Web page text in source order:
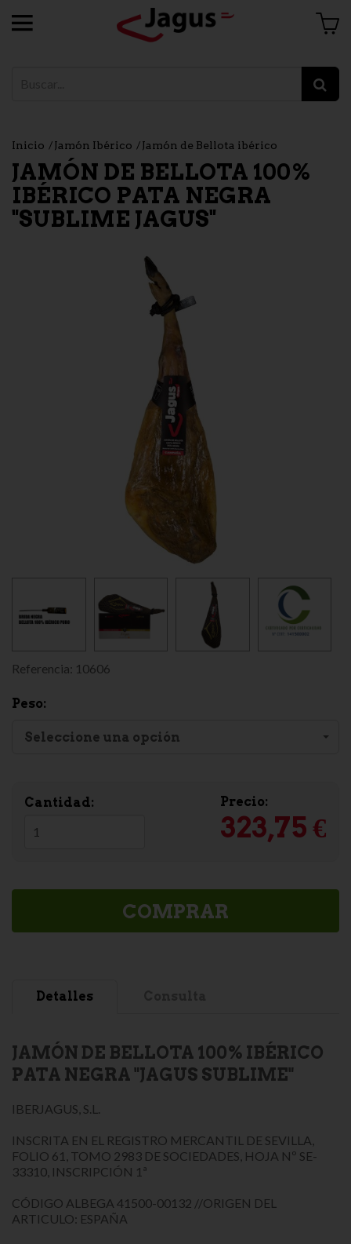
Inicio Jamón Ibérico Jamón de Bellota ibérico
JAMÓN DE BELLOTA 100%
IBÉRICO PATA NEGRA
"SUBLIME JAGUS"
Referencia: 10606
Peso:
Seleccione una opción
Cantidad: Precio:
323,75 €
COMPRAR
Detalles
JAMÓN DE BELLOTA 100% IBÉRICO
PATA NEGRA "JAGUS SUBLIME"
IBERJAGUS, S.L.
INSCRITA EN EL REGISTRO MERCANTIL DE SEVILLA,
FOLIO 61, TOMO 2983 DE SOCIEDADES, HOJA Nº SE-
33310, INSCRIPCIÓN 1ª
CÓDIGO ALBEGA 41500-00132 //ORIGEN DEL
ARTICULO: ESPAÑA